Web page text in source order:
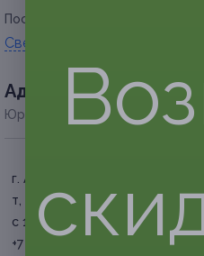
Посмотреть страницу «
Свернуть
Адресa
Юридическая информация о
г. Архангельск, Троицкий пр-
т, д. 3 (ТРЦ «Атриум», 1 эт.)
с 10:00 до 21:00 ежедневно
+7 (902) 191-14-12, +7 (8182)